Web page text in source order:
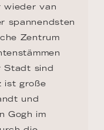
wieder van
spannendsten
Zentrum
Stadt sind
ist große
und
Gogh im